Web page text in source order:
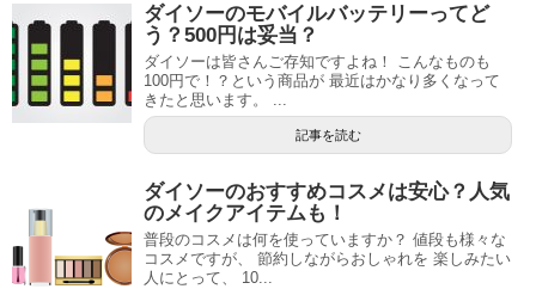
ダイソーのモバイルバッテリーってど
う？500円は妥当？
ダイソーは皆さんご存知ですよね！ こんなものも
100円で！？という商品が 最近はかなり多くなって
きたと思います。 ...
記事を読む
ダイソーのおすすめコスメは安心？人気
のメイクアイテムも！
普段のコスメは何を使っていますか？ 値段も様々な
コスメですが、 節約しながらおしゃれを 楽しみたい
人にとって、 10...